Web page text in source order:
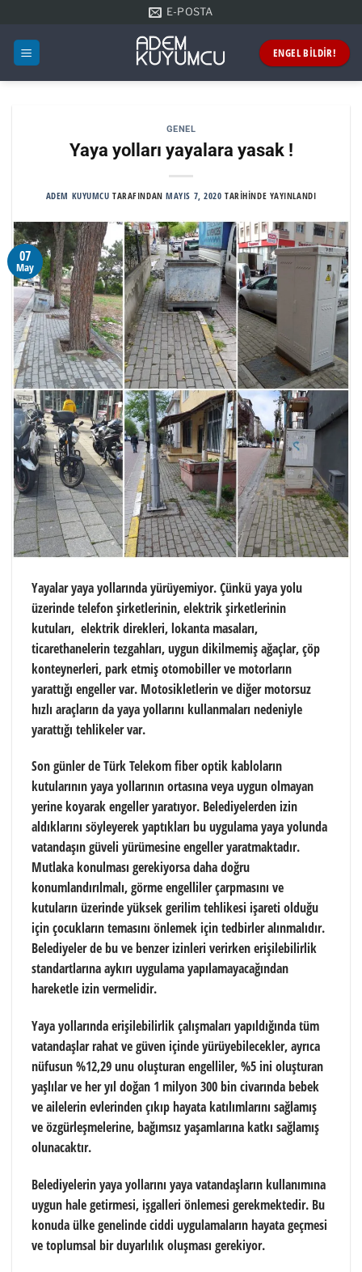
E-POSTA
ENGEL BİLDİR!
GENEL
Yaya yolları yayalara yasak !
ADEM KUYUMCU TARAFINDAN MAYIS 7, 2020 TARIHINDE YAYINLANDI
07
May
Yayalar yaya yollarında yürüyemiyor. Çünkü yaya yolu
üzerinde telefon şirketlerinin, elektrik şirketlerinin
kutuları, elektrik direkleri, lokanta masaları,
ticarethanelerin tezgahları, uygun dikilmemiş ağaçlar, çöp
konteynerleri, park etmiş otomobiller ve motorların
yarattığı engeller var. Motosikletlerin ve diğer motorsuz
hızlı araçların da yaya yollarını kullanmaları nedeniyle
yarattığı tehlikeler var.
Son günler de Türk Telekom fiber optik kabloların
kutularının yaya yollarının ortasına veya uygun olmayan
yerine koyarak engeller yaratıyor. Belediyelerden izin
aldıklarını söyleyerek yaptıkları bu uygulama yaya yolunda
vatandaşın güveli yürümesine engeller yaratmaktadır.
Mutlaka konulması gerekiyorsa daha doğru
konumlandırılmalı, görme engelliler çarpmasını ve
kutuların üzerinde yüksek gerilim tehlikesi işareti olduğu
için çocukların temasını önlemek için tedbirler alınmalıdır.
Belediyeler de bu ve benzer izinleri verirken erişilebilirlik
standartlarına aykırı uygulama yapılamayacağından
hareketle izin vermelidir.
Yaya yollarında erişilebilirlik çalışmaları yapıldığında tüm
vatandaşlar rahat ve güven içinde yürüyebilecekler, ayrıca
nüfusun %12,29 unu oluşturan engelliler, %5 ini oluşturan
yaşlılar ve her yıl doğan 1 milyon 300 bin civarında bebek
ve ailelerin evlerinden çıkıp hayata katılımlarını sağlamış
ve özgürleşmelerine, bağımsız yaşamlarına katkı sağlamış
olunacaktır.
Belediyelerin yaya yollarını yaya vatandaşların kullanımına
uygun hale getirmesi, işgalleri önlemesi gerekmektedir. Bu
konuda ülke genelinde ciddi uygulamaların hayata geçmesi
ve toplumsal bir duyarlılık oluşması gerekiyor.